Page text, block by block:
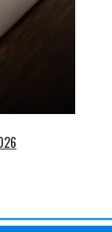
6